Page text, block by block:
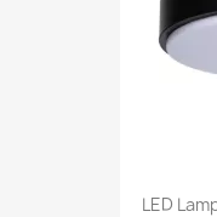
LED